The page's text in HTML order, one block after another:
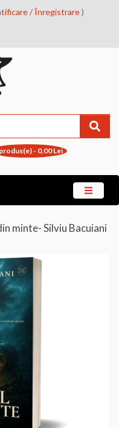
/Înregistrare)
- 0,00 Lei
minte- Silviu Bacuiani